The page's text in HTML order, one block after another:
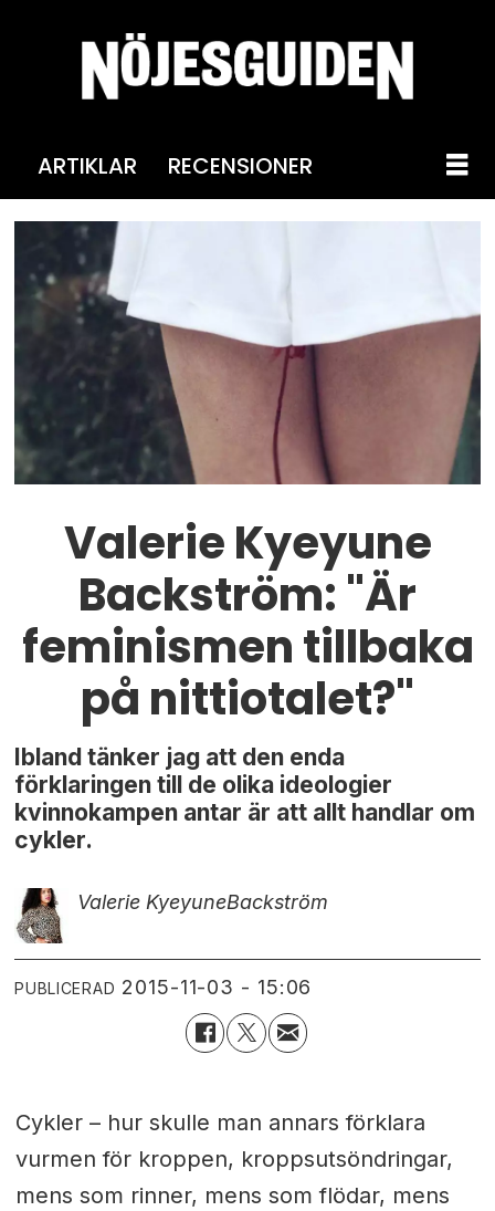
ARTIKLAR RECENSIONER
Valerie Kyeyune
Backström: "Är
feminismen tillbaka
på nittiotalet?"
Ibland tänker jag att den enda
förklaringen till de olika ideologier
kvinnokampen antar är att allt handlar om
cykler.
Valerie KyeyuneBackström
PUBLICERAD 2015-11-03 - 15:06
Cykler – hur skulle man annars förklara
vurmen för kroppen, kroppsutsöndringar,
mens som rinner, mens som flödar, mens